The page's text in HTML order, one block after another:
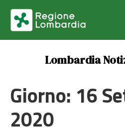
Lombardia
Giorno: 16
2020